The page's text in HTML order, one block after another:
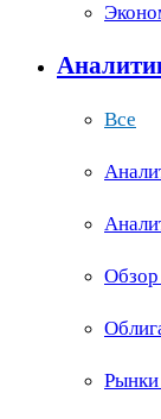
Все